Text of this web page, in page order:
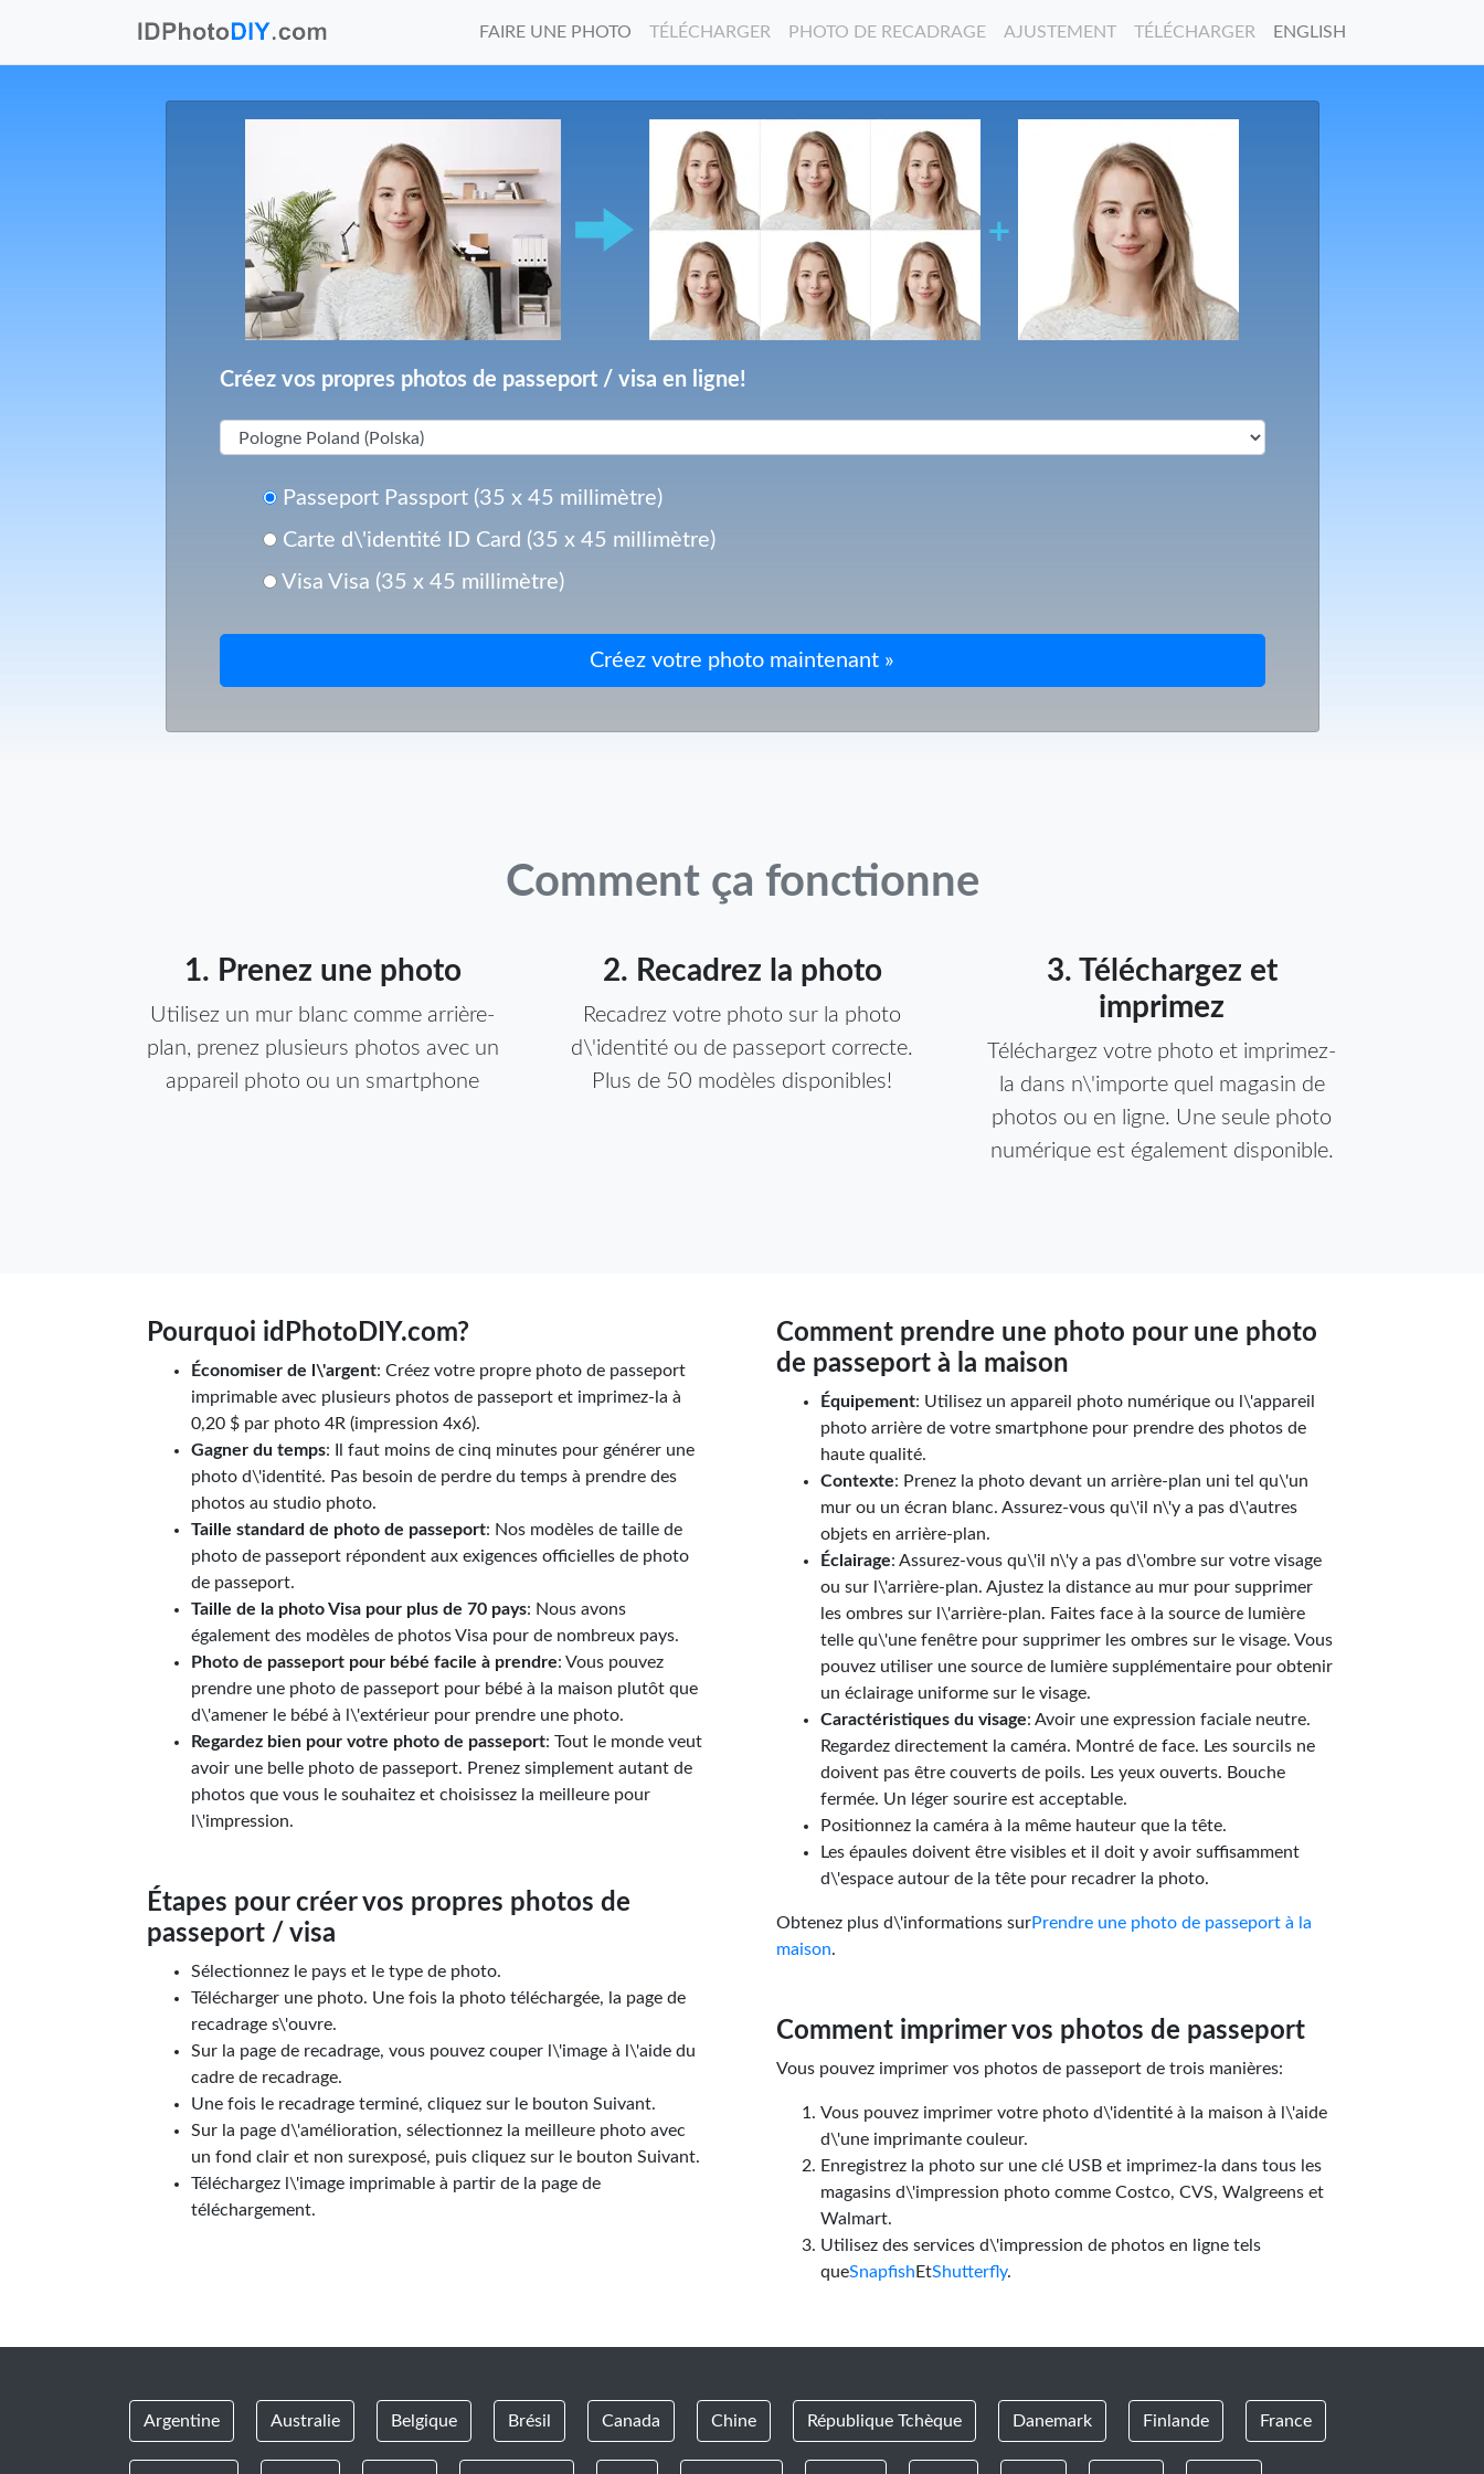
FAIRE UNE PHOTO TÉLÉCHARGER PHOTO DE RECADRAGE AJUSTEMENT TÉLÉCHARGER ENGLISH
Créez vos propres photos de passeport / visa en ligne!
Passeport Passport (35 x 45 millimètre)
Carte d\'identité ID Card (35 x 45 millimètre)
Visa Visa (35 x 45 millimètre)
Comment ça fonctionne
1. Prenez une photo
Utilisez un mur blanc comme arrière-
plan, prenez plusieurs photos avec un
appareil photo ou un smartphone
2. Recadrez la photo
Recadrez votre photo sur la photo
d\'identité ou de passeport correcte.
Plus de 50 modèles disponibles!
3. Téléchargez et
imprimez
Téléchargez votre photo et imprimez-
la dans n\'importe quel magasin de
photos ou en ligne. Une seule photo
numérique est également disponible.
Pourquoi idPhotoDIY.com?
Économiser de l\'argent: Créez votre propre photo de passeport
imprimable avec plusieurs photos de passeport et imprimez-la à
0,20 $ par photo 4R (impression 4x6).
Gagner du temps: Il faut moins de cinq minutes pour générer une
photo d\'identité. Pas besoin de perdre du temps à prendre des
photos au studio photo.
Taille standard de photo de passeport: Nos modèles de taille de
photo de passeport répondent aux exigences officielles de photo
de passeport.
Taille de la photo Visa pour plus de 70 pays: Nous avons
également des modèles de photos Visa pour de nombreux pays.
Photo de passeport pour bébé facile à prendre: Vous pouvez
prendre une photo de passeport pour bébé à la maison plutôt que
d\'amener le bébé à l\'extérieur pour prendre une photo.
Regardez bien pour votre photo de passeport: Tout le monde veut
avoir une belle photo de passeport. Prenez simplement autant de
photos que vous le souhaitez et choisissez la meilleure pour
l\'impression.
Étapes pour créer vos propres photos de
passeport / visa
Sélectionnez le pays et le type de photo.
Télécharger une photo. Une fois la photo téléchargée, la page de
recadrage s\'ouvre.
Sur la page de recadrage, vous pouvez couper l\'image à l\'aide du
cadre de recadrage.
Une fois le recadrage terminé, cliquez sur le bouton Suivant.
Sur la page d\'amélioration, sélectionnez la meilleure photo avec
un fond clair et non surexposé, puis cliquez sur le bouton Suivant.
Téléchargez l\'image imprimable à partir de la page de
téléchargement.
Comment prendre une photo pour une photo
de passeport à la maison
Équipement: Utilisez un appareil photo numérique ou l\'appareil
photo arrière de votre smartphone pour prendre des photos de
haute qualité.
Contexte: Prenez la photo devant un arrière-plan uni tel qu\'un
mur ou un écran blanc. Assurez-vous qu\'il n\'y a pas d\'autres
objets en arrière-plan.
Éclairage: Assurez-vous qu\'il n\'y a pas d\'ombre sur votre visage
ou sur l\'arrière-plan. Ajustez la distance au mur pour supprimer
les ombres sur l\'arrière-plan. Faites face à la source de lumière
telle qu\'une fenêtre pour supprimer les ombres sur le visage. Vous
pouvez utiliser une source de lumière supplémentaire pour obtenir
un éclairage uniforme sur le visage.
Caractéristiques du visage: Avoir une expression faciale neutre.
Regardez directement la caméra. Montré de face. Les sourcils ne
doivent pas être couverts de poils. Les yeux ouverts. Bouche
fermée. Un léger sourire est acceptable.
Positionnez la caméra à la même hauteur que la tête.
Les épaules doivent être visibles et il doit y avoir suffisamment
d\'espace autour de la tête pour recadrer la photo.
Obtenez plus d\'informations surPrendre une photo de passeport à la
maison.
Comment imprimer vos photos de passeport
Vous pouvez imprimer vos photos de passeport de trois manières:
Vous pouvez imprimer votre photo d\'identité à la maison à l\'aide
d\'une imprimante couleur.
Enregistrez la photo sur une clé USB et imprimez-la dans tous les
magasins d\'impression photo comme Costco, CVS, Walgreens et
Walmart.
Utilisez des services d\'impression de photos en ligne tels
queSnapfish EtShutterfly.
Argentine Australie Belgique Brésil Canada Chine République Tchèque Danemark Finlande France